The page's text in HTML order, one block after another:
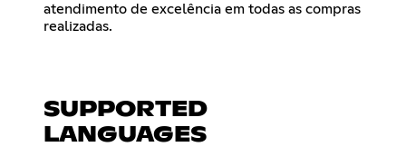
atendimento de excelência em todas as compras
realizadas.
SUPPORTED
LANGUAGES